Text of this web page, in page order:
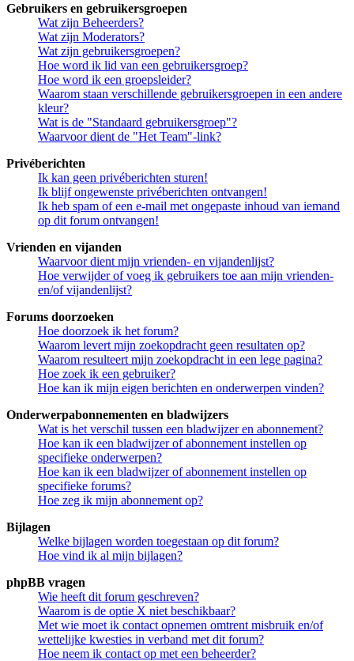
Gebruikers en gebruikersgroepen
Wat zijn Beheerders?
Wat zijn Moderators?
Wat zijn gebruikersgroepen?
Hoe word ik lid van een gebruikersgroep?
Hoe word ik een groepsleider?
Waarom staan verschillende gebruikersgroepen in een andere
kleur?
Wat is de "Standaard gebruikersgroep"?
Waarvoor dient de "Het Team"-link?
Privéberichten
Ik kan geen privéberichten sturen!
Ik blijf ongewenste privéberichten ontvangen!
Ik heb spam of een e-mail met ongepaste inhoud van iemand
op dit forum ontvangen!
Vrienden en vijanden
Waarvoor dient mijn vrienden- en vijandenlijst?
Hoe verwijder of voeg ik gebruikers toe aan mijn vrienden-
en/of vijandenlijst?
Forums doorzoeken
Hoe doorzoek ik het forum?
Waarom levert mijn zoekopdracht geen resultaten op?
Waarom resulteert mijn zoekopdracht in een lege pagina?
Hoe zoek ik een gebruiker?
Hoe kan ik mijn eigen berichten en onderwerpen vinden?
Onderwerpabonnementen en bladwijzers
Wat is het verschil tussen een bladwijzer en abonnement?
Hoe kan ik een bladwijzer of abonnement instellen op
specifieke onderwerpen?
Hoe kan ik een bladwijzer of abonnement instellen op
specifieke forums?
Hoe zeg ik mijn abonnement op?
Bijlagen
Welke bijlagen worden toegestaan op dit forum?
Hoe vind ik al mijn bijlagen?
phpBB vragen
Wie heeft dit forum geschreven?
Waarom is de optie X niet beschikbaar?
Met wie moet ik contact opnemen omtrent misbruik en/of
wettelijke kwesties in verband met dit forum?
Hoe neem ik contact op met een beheerder?